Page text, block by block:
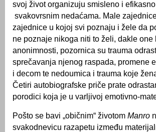
svoj život organizuju smisleno i
svakovrsnim nedaćama. Male
zajednice u kojoj svi poznaju i žele da
ne poznaje nikoga niti to želi, dakle
anonimnosti, pozornica su trauma
sprečavanja njenog raspada, promene
i decom te nedoumica i trauma koje
Četiri autobiografske priče prate
porodici koja je u varljivoj emotivno-
Pošto se bavi „običnim“ životom Manro
svakodnevicu razapetu između